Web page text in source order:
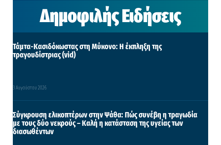
Δημοφιλής Ειδήσεις
Τάμτα-Κασιδόκωστας στη Μύκονο: Η έκπληξη της
τραγουδίστριας (vid)
3 Αυγούστου 2026
Σύγκρουση ελικοπτέρων στην Ψάθα: Πώς συνέβη η τραγωδία
με τους δύο νεκρούς – Καλή η κατάσταση της υγείας των
διασωθέντων